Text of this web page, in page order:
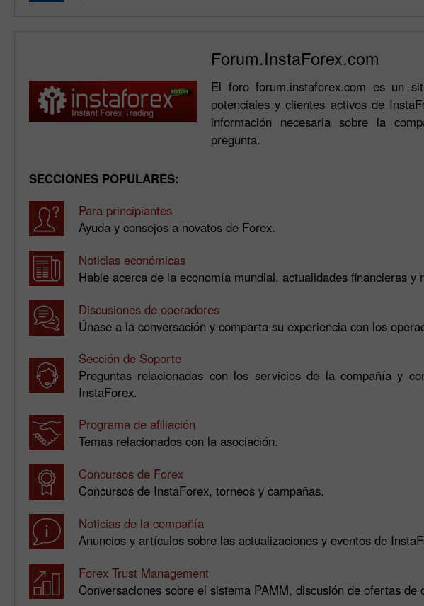
Forum.InstaForex.com
El foro forum.instaforex.com es un
potenciales y clientes activos de
información necesaria sobre la
pregunta.
SECCIONES POPULARES:
Para principiantes
Ayuda y consejos a novatos de Forex.
Noticias económicas
Hable acerca de la economía mundial, actualidades financieras y
Discusiones de operadores
Únase a la conversación y comparta su experiencia con los
Sección de Soporte
Preguntas relacionadas con los servicios de la compañía y
InstaForex.
Programa de afiliación
Temas relacionados con la asociación.
Concursos de Forex
Concursos de InstaForex, torneos y campañas.
Noticias de la compañía
Anuncios y artículos sobre las actualizaciones y eventos de
Forex Trust Management
Conversaciones sobre el sistema PAMM, discusión de ofertas de